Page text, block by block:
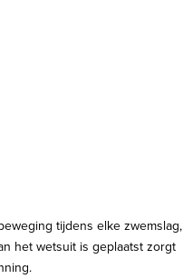
tijdens elke zwemslag,
het wetsuit is geplaatst zorgt